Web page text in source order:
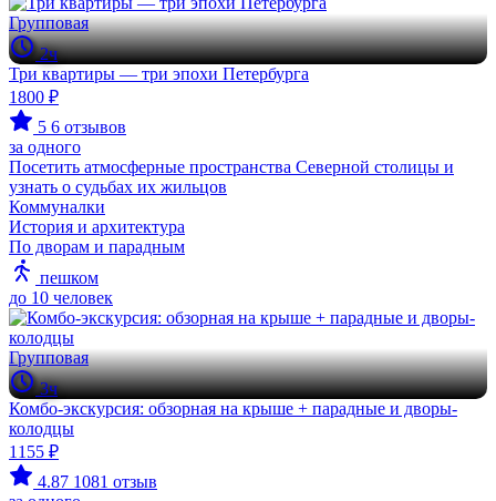
Групповая
2ч
Три квартиры — три эпохи Петербурга
1800 ₽
5 6 отзывов
за одного
Посетить атмосферные пространства Северной столицы и
узнать о судьбах их жильцов
Коммуналки
История и архитектура
По дворам и парадным
пешком
до 10 человек
Групповая
3ч
Комбо-экскурсия: обзорная на крыше + парадные и дворы-
колодцы
1155 ₽
4.87 1081 отзыв